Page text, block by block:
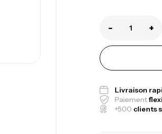
- +
Livraison
Paiement
+500 clients
Canne Jigging
Cannes,Jigging